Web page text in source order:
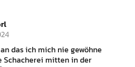
das ich mich nie gewöhne
Schacherei mitten in der